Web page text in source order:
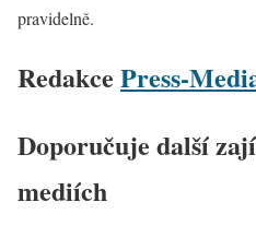
pravidelně.
Redakce Press-
Doporučuje další
mediích